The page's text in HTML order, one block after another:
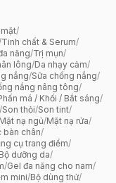
/
Tinh chất & Serum/
năng/Trị mụn/
lông/Da nhạy cảm/
nắng/Sữa chống nắng/
nắng nâng tông/
má / Khối / Bắt sáng/
/Son thỏi/Son tint/
Mặt nạ ngủ/Mặt nạ rửa/
bàn chân/
cụ trang điểm/
Bộ dưỡng da/
/Gel đa năng cho nam/
mini/Bộ dùng thử/